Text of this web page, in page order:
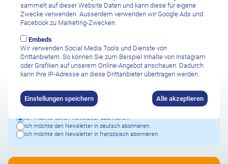
Ich habe dieDatenschutzbestimmungen sowie den Haftungsausschluss
Ich möchte keinen Newsletter abonnieren.
Ich möchte den Newsletter in deutsch abonnieren.
Ich möchte den Newsletter in französisch abonnieren.
sammelt auf dieser Website Daten und kann diese für eigene
Zwecke verwenden. Ausserdem verwenden wir Google Ads und
Facebook zu Marketing-Zwecken.
Embeds
Wir verwenden Social Media Tools und Dienste von
Drittanbietern. So können Sie zum Beispiel Inhalte von Instagram
oder Grafiken auf unserem Online-Angebot anschauen. Dadurch
kann Ihre IP-Adresse an diese Drittanbieter übertragen werden.
Einstellungen speichern Alle akzeptieren